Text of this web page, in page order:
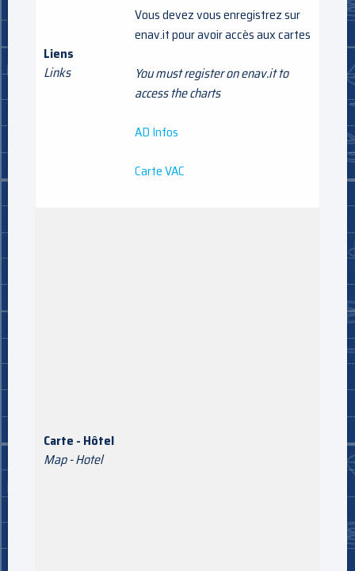
Liens
Links
Vous devez vous enregistrez sur
enav.it pour avoir accès aux cartes
You must register on enav.it to
access the charts
AD Infos
Carte VAC
Carte - Hôtel
Map - Hotel